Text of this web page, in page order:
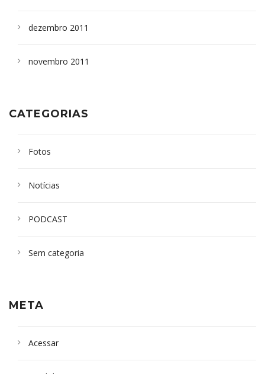
dezembro 2011
novembro 2011
CATEGORIAS
Fotos
Notícias
PODCAST
Sem categoria
META
Acessar